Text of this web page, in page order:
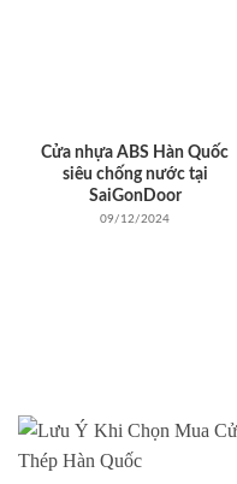
Cửa nhựa ABS Hàn Quốc
siêu chống nước tại
SaiGonDoor
09/12/2024